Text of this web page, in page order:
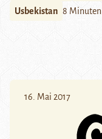
Usbekistan 8 Minuten
16. Mai 2017